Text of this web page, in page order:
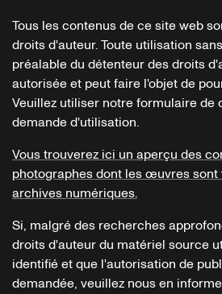
Tous les contenus de ce site web
droits d'auteur. Toute utilisation
préalable du détenteur des droits
autorisée et peut faire l'objet de
Veuillez utiliser notre formulaire de
demande d'utilisation.
Vous trouverez ici un aperçu des
photographes dont les œuvres sont
archives numériques.
Si, malgré des recherches
droits d'auteur du matériel source
identifié et que l'autorisation de
demandée, veuillez nous en